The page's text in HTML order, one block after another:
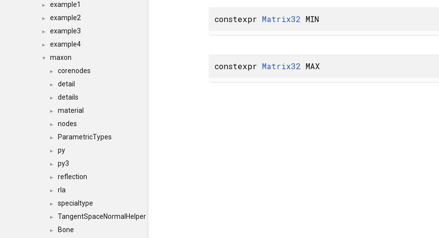
► example1
► example2
► example3
► example4
▼ maxon
► corenodes
► detail
► details
► material
► nodes
► ParametricTypes
► py
► py3
► reflection
► rla
► specialtype
► TangentSpaceNormalHelper
► Bone
constexpr Matrix32 MIN
constexpr Matrix32 MAX